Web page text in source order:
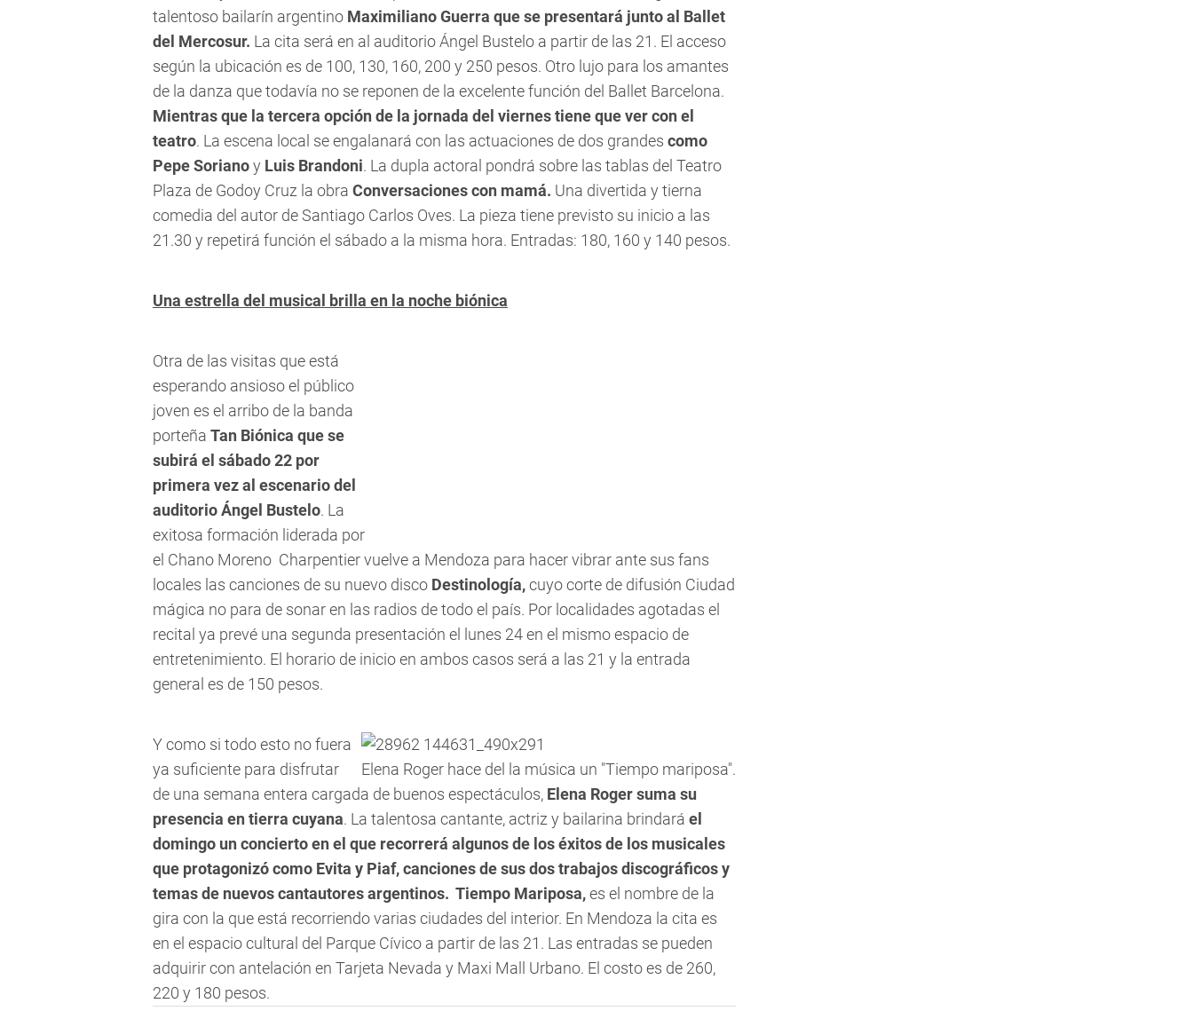
talentoso bailarín argentino Maximiliano Guerra que se presentará junto al Ballet
del Mercosur. La cita será en al auditorio Ángel Bustelo a partir de las 21. El acceso
según la ubicación es de 100, 130, 160, 200 y 250 pesos. Otro lujo para los amantes
de la danza que todavía no se reponen de la excelente función del Ballet Barcelona.
Mientras que la tercera opción de la jornada del viernes tiene que ver con el
teatro. La escena local se engalanará con las actuaciones de dos grandes como
Pepe Sorianoy Luis Brandoni. La dupla actoral pondrá sobre las tablas del Teatro
Plaza de Godoy Cruz la obra Conversaciones con mamá. Una divertida y tierna
comedia del autor de Santiago Carlos Oves. La pieza tiene previsto su inicio a las
21.30 y repetirá función el sábado a la misma hora. Entradas: 180, 160 y 140 pesos.
Una estrella del musical brilla en la noche biónica
Otra de las visitas que está
esperando ansioso el público
joven es el arribo de la banda
porteña Tan Biónica que se
subirá el sábado 22 por
primera vez al escenario del
auditorio Ángel Bustelo. La
exitosa formación liderada por
el Chano Moreno Charpentier vuelve a Mendoza para hacer vibrar ante sus fans
locales las canciones de su nuevo disco Destinología,cuyo corte de difusión Ciudad
mágica no para de sonar en las radios de todo el país. Por localidades agotadas el
recital ya prevé una segunda presentación el lunes 24 en el mismo espacio de
entretenimiento. El horario de inicio en ambos casos será a las 21 y la entrada
general es de 150 pesos.
Elena Roger hace del la música un "Tiempo mariposa".
Y como si todo esto no fuera
ya suficiente para disfrutar
de una semana entera cargada de buenos espectáculos, Elena Roger suma su
presencia en tierra cuyana. La talentosa cantante, actriz y bailarina brindará el
domingo un concierto en el que recorrerá algunos de los éxitos de los musicales
que protagonizó como Evita y Piaf, canciones de sus dos trabajos discográficos y
temas de nuevos cantautores argentinos. Tiempo Mariposa,es el nombre de la
gira con la que está recorriendo varias ciudades del interior. En Mendoza la cita es
en el espacio cultural del Parque Cívico a partir de las 21. Las entradas se pueden
adquirir con antelación en Tarjeta Nevada y Maxi Mall Urbano. El costo es de 260,
220 y 180 pesos.